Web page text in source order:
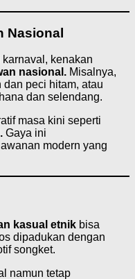
Nasional
kenakan
nasional. Misalnya,
peci hitam, atau
dan selendang.
masa kini seperti
Gaya ini
modern yang
kasual etnik bisa
dipadukan dengan
songket.
namun tetap